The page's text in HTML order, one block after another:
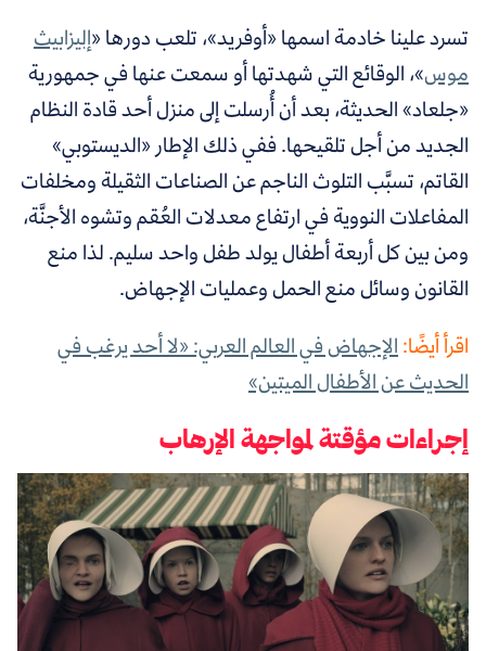
تسرد علينا خادمة اسمها «أوفريد»، تلعب دورها «إليزابيث
موس»، الوقائع التي شهدتها أو سمعت عنها في جمهورية
«جلعاد» الحديثة، بعد أن أُرسلت إلى منزل أحد قادة النظام
الجديد من أجل تلقيحها.ففي ذلك الإطار «الديستوبي»
القاتم، تسبَّب التلوث الناجم عن الصناعات الثقيلة ومخلفات
المفاعلات النووية في ارتفاع معدلات العُقم وتشوه الأجنَّة،
ومن بين كل أربعة أطفال يولد طفل واحد سليم. لذا منع
القانون وسائل منع الحمل وعمليات الإجهاض.
اقرأ أيضًا:الإجهاض في العالم العربي: «لا أحد يرغب في
الحديث عن الأطفال الميتين»
إجراءات مؤقتة لمواجهة الإرهاب